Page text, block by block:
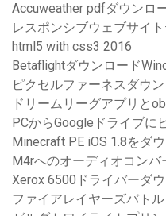
Accuweather pdfダウンロ
レスポンシブウェブサイ
html5 with css3 2016
Betaflightダウンロード
ピクセルファーネスダウ
ドリームリーグアプリと
PCからGoogleドライブに
Minecraft PE iOS 1.8をダ
M4rへのオーディオコン
Xerox 6500ドライバーダ
ファイアレイヤーズバト